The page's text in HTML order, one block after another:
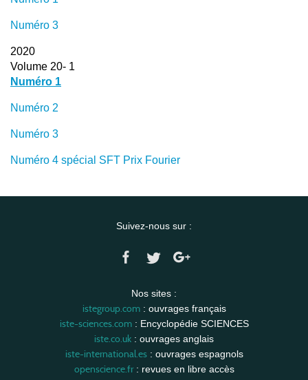
Numéro 3
2020
Volume 20- 1
Numéro 1
Numéro 2
Numéro 3
Numéro 4 spécial SFT Prix Fourier
Suivez-nous sur :
Nos sites :
istegroup.com: ouvrages français
iste-sciences.com: Encyclopédie SCIENCES
iste.co.uk : ouvrages anglais
iste-international.es: ouvrages espagnols
openscience.fr: revues en libre accès